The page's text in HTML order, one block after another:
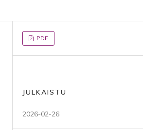
PDF
JULKAISTU
2026-02-26